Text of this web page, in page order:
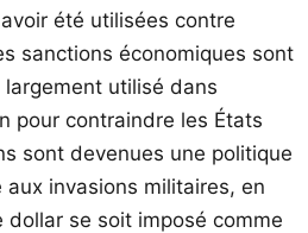
été utilisées contre
sanctions économiques sont
largement utilisé dans
pour contraindre les États
sont devenues une politique
invasions militaires, en
dollar se soit imposé comme